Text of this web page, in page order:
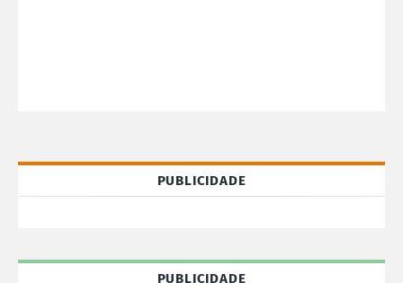
PUBLICIDADE
PUBLICIDADE